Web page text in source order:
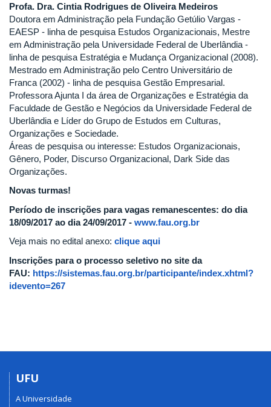
Profa. Dra. Cintia Rodrigues de Oliveira Medeiros
Doutora em Administração pela Fundação Getúlio Vargas -
EAESP - linha de pesquisa Estudos Organizacionais, Mestre
em Administração pela Universidade Federal de Uberlândia -
linha de pesquisa Estratégia e Mudança Organizacional (2008).
Mestrado em Administração pelo Centro Universitário de
Franca (2002) - linha de pesquisa Gestão Empresarial.
Professora Ajunta I da área de Organizações e Estratégia da
Faculdade de Gestão e Negócios da Universidade Federal de
Uberlândia e Líder do Grupo de Estudos em Culturas,
Organizações e Sociedade.
Áreas de pesquisa ou interesse: Estudos Organizacionais,
Gênero, Poder, Discurso Organizacional, Dark Side das
Organizações.
Novas turmas!
Período de inscrições para vagas remanescentes: do dia
18/09/2017 ao dia 24/09/2017 - www.fau.org.br
Veja mais no edital anexo: clique aqui
Inscrições para o processo seletivo no site da
FAU: https://sistemas.fau.org.br/participante/index.xhtml?
idevento=267
UFU
A Universidade